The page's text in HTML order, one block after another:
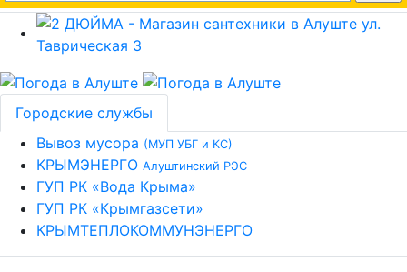
Городские службы
Вывоз мусора (МУП УБГ и КС)
КРЫМЭНЕРГО Алуштинский РЭС
ГУП РК «Вода Крыма»
ГУП РК «Крымгазсети»
КРЫМТЕПЛОКОММУНЭНЕРГО